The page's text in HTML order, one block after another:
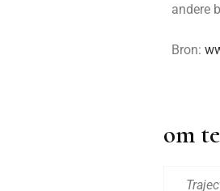
andere
Bron:
om